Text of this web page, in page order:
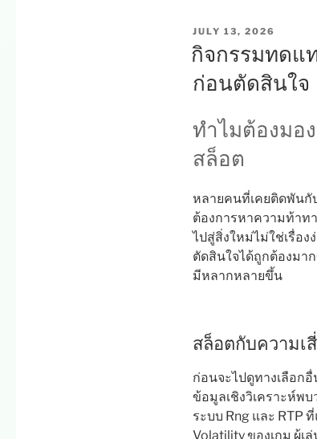
POSTED
ON
JULY 13, 2026
กิจกรรมทดแ
ก่อนตัดสินใจ
ทำไมต้องมอ
สล็อต
หลายคนที่เคยติดพันกั
ต้องการหาความท้าท
ไปสู่สิ่งใหม่ไม่ใช่เรื่อง
ตัดสินใจได้ถูกต้องมา
มีหลากหลายขึ้น
สล็อตกับความเ
ก่อนจะไปดูทางเลือก
ข้อมูลเชิงวิเคราะห์พ
ระบบ Rng และ RTP
Volatility ของเกม ผู้